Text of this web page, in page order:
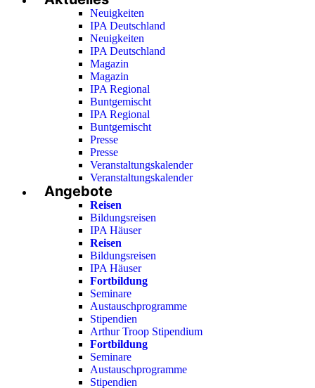
Neuigkeiten
IPA Deutschland
Neuigkeiten
IPA Deutschland
Magazin
Magazin
IPA Regional
Buntgemischt
IPA Regional
Buntgemischt
Presse
Presse
Veranstaltungskalender
Veranstaltungskalender
Angebote
Reisen
Bildungsreisen
IPA Häuser
Reisen
Bildungsreisen
IPA Häuser
Fortbildung
Seminare
Austauschprogramme
Stipendien
Arthur Troop Stipendium
Fortbildung
Seminare
Austauschprogramme
Stipendien